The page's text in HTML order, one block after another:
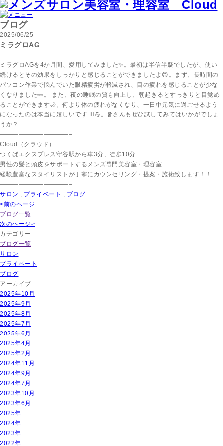
ブログ
2025/06/25
ミラグロAG
ミラグロAGを4か月間、愛用してみました✨。最初は半信半疑でしたが、使い
続けるとその効果をしっかりと感じることができましたよ😊。まず、長時間の
パソコン作業で悩んでいた眼精疲労が軽減され、目の疲れを感じることが少な
くなりました👀。 また、夜の睡眠の質も向上し、朝起きるとすっきりと目覚め
ることができます🌙。何より体の疲れがなくなり、一日中元気に過ごせるよう
になったのは本当に嬉しいです🏃‍♀️💪。皆さんもぜひ試してみてはいかがでしょ
うか？
———————————–
Cloud（クラウド）
つくばエクスプレス守谷駅から車3分、徒歩10分
男性の髪と頭皮をサポートするメンズ専門美容室・理容室
経験豊富なスタイリストが丁寧にカウンセリング・提案・施術致します！！
———————————–
サロン , プライベート , ブログ
<前のページ
ブログ一覧
次のページ>
カテゴリー
ブログ一覧
サロン
プライベート
ブログ
アーカイブ
2025年10月
2025年9月
2025年8月
2025年7月
2025年6月
2025年4月
2025年2月
2024年11月
2024年9月
2024年7月
2023年10月
2023年6月
2025年
2024年
2023年
2022年